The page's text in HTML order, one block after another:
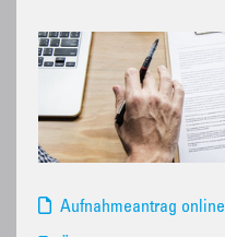
Aufnahmeantrag online